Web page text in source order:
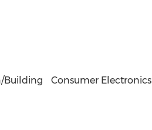
Building Consumer Electronics